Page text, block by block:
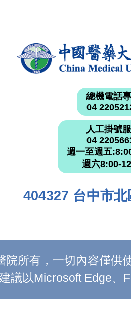
總機電話
04
人工掛號
04
週一至週五
週六8:00-
404327 台中市
所有，一切內容僅供
議以Microsoft Edge、